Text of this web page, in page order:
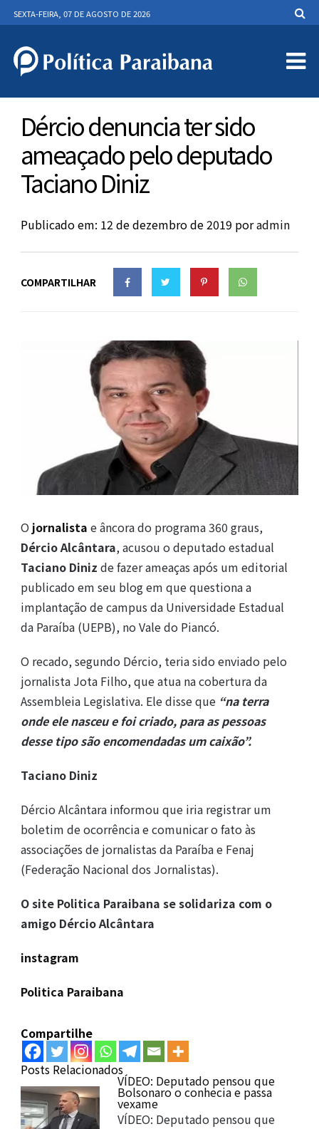
SEXTA-FEIRA, 07 DE AGOSTO DE 2026
Dércio denuncia ter sido
ameaçado pelo deputado
Taciano Diniz
Publicado em: 12 de dezembro de 2019 poradmin
COMPARTILHAR
O jornalista e âncora do programa 360 graus,
Dércio Alcântara, acusou o deputado estadual
Taciano Diniz de fazer ameaças após um editorial
publicado em seu blog em que questiona a
implantação de campus da Universidade Estadual
da Paraíba (UEPB), no Vale do Piancó.
O recado, segundo Dércio, teria sido enviado pelo
jornalista Jota Filho, que atua na cobertura da
Assembleia Legislativa. Ele disse que “na terra
onde ele nasceu e foi criado, para as pessoas
desse tipo são encomendadas um caixão”.
Taciano Diniz
Dércio Alcântara informou que iria registrar um
boletim de ocorrência e comunicar o fato às
associações de jornalistas da Paraíba e Fenaj
(Federação Nacional dos Jornalistas).
O site Politica Paraibana se solidariza com o
amigo Dércio Alcântara
instagram
Politica Paraibana
Compartilhe
Posts Relacionados
VÍDEO: Deputado pensou que
Bolsonaro o conhecia e passa
vexame
VÍDEO: Deputado pensou que